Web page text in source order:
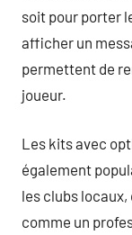
soit pour porter
afficher un
permettent de
joueur.
Les kits avec
également
les clubs
comme un